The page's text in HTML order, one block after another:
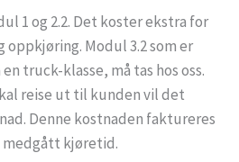
1 og 2.2. Det koster ekstra for
oppkjøring. Modul 3.2 som er
truck-klasse, må tas hos oss.
reise ut til kunden vil det
Denne kostnaden faktureres
medgått kjøretid.